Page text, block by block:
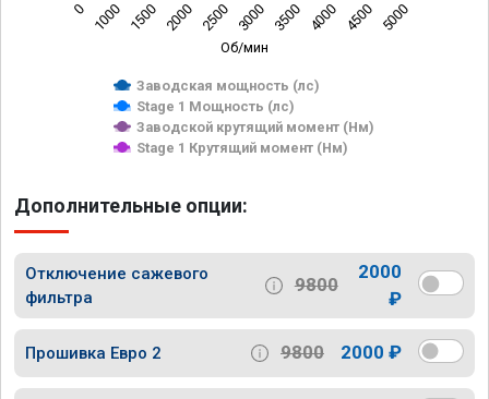
Об/мин
Заводская мощность (лс)
Stage 1 Мощность (лс)
Заводской крутящий момент (Нм)
Stage 1 Крутящий момент (Нм)
0 1000 1500 2000 2500 3000 3500 4000 4500 5000
Дополнительные опции:
Отключение сажевого
фильтра
9800
2000
₽
Прошивка Евро 2 9800 2000 ₽